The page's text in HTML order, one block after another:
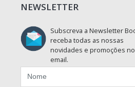
NEWSLETTER
Subscreva a Newsletter
receba todas as nossas
novidades e promoções
email.